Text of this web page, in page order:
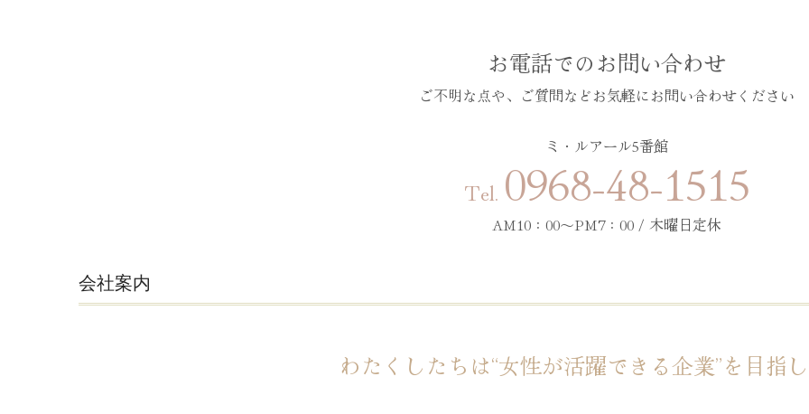
お電話でのお問い合わせ
ご不明な点や、ご質問などお気軽にお問い合わせください
ミ・ルアール5番館
Tel. 0968-48-1515
AM10：00〜PM7：00 / 木曜日定休
会社案内
わたくしたちは“女性が活躍できる企業”を目指し